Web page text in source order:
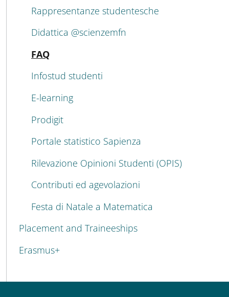
Rappresentanze studentesche
Didattica @scienzemfn
FAQ
Infostud studenti
E-learning
Prodigit
Portale statistico Sapienza
Rilevazione Opinioni Studenti (OPIS)
Contributi ed agevolazioni
Festa di Natale a Matematica
Placement and Traineeships
Erasmus+